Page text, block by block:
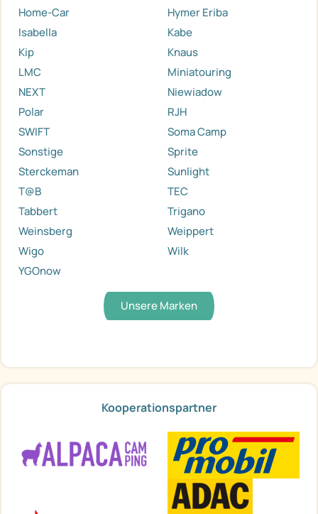
Home-Car
Hymer Eriba
Isabella
Kabe
Kip
Knaus
LMC
Miniatouring
NEXT
Niewiadow
Polar
RJH
SWIFT
Soma Camp
Sonstige
Sprite
Sterckeman
Sunlight
T@B
TEC
Tabbert
Trigano
Weinsberg
Weippert
Wigo
Wilk
YGOnow
Unsere Marken
Kooperationspartner